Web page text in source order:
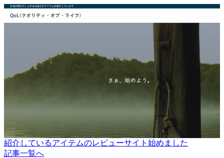
紹介しているアイテムのレビューサイト始めました
記事一覧へ